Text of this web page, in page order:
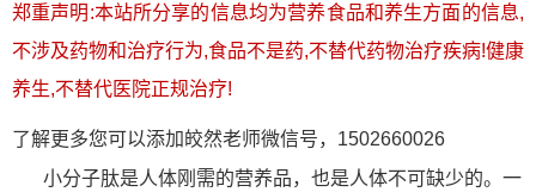
郑重声明:本站所分享的信息均为营养食品和养生方面的信息,
不涉及药物和治疗行为,食品不是药,不替代药物治疗疾病!健康
养生,不替代医院正规治疗!
了解更多您可以添加皎然老师微信号，1502660026
小分子肽是人体刚需的营养品，也是人体不可缺少的。一